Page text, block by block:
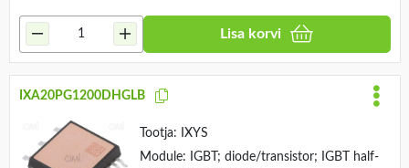
Lisa korvi
IXA20PG1200DHGLB
Tootja:
IXYS
Module: IGBT; diode/transistor; IGBT half-